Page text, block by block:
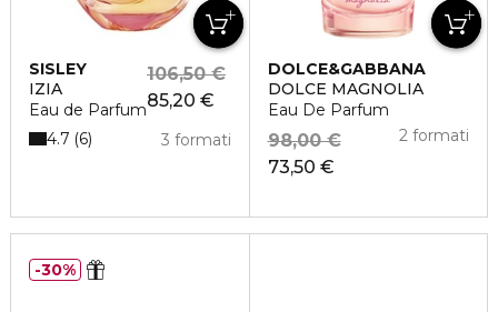
SISLEY
IZIA
Eau de Parfum85,20 €
106,50 €
3 formati
4.7 6
DOLCE&GABBANA
DOLCE MAGNOLIA
Eau De Parfum
73,50 €
98,00 € 2 formati
30%